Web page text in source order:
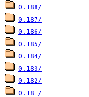
0.188/
0.187/
0.186/
0.185/
0.184/
0.183/
0.182/
0.181/